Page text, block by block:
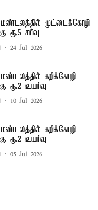
முட்டைக்கோழி
ரூ.5 சரிவு
24 Jul 2026
கறிக்கோழி
ரூ.2 உயர்வு
10 Jul 2026
கறிக்கோழி
ரூ.2 உயர்வு
05 Jul 2026